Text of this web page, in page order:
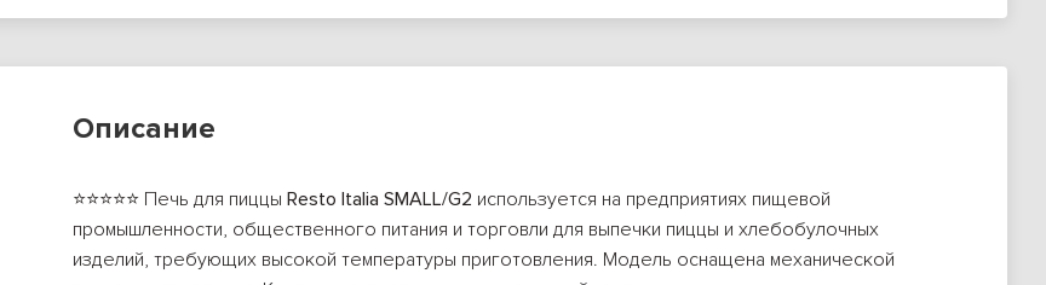
Описание
⭐⭐⭐⭐⭐ Печь для пиццы Resto Italia SMALL/G2 используется на предприятиях пищевой
промышленности, общественного питания и торговли для выпечки пиццы и хлебобулочных
изделий, требующих высокой температуры приготовления. Модель оснащена механической